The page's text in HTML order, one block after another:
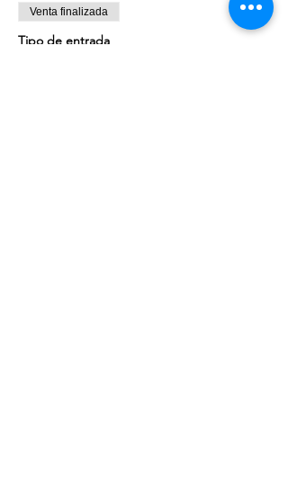
Venta finalizada
Tipo de entrada